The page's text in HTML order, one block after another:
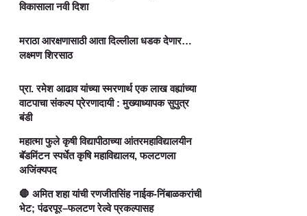
विकासाला नवी दिशा
मराठा आरक्षणासाठी आता दिल्लीला धडक देणार…
लक्ष्मण शिरसाठ
प्रा. रमेश आढाव यांच्या स्मरणार्थ एक लाख वह्यांच्या
वाटपाचा संकल्प प्रेरणादायी : मुख्याध्यापक सुपुत्र
बंडी
महात्मा फुले कृषी विद्यापीठाच्या आंतरमहाविद्यालयीन
बॅडमिंटन स्पर्धेत कृषि महाविद्यालय, फलटणला
अजिंक्यपद
🛑 अमित शहा यांची रणजीतसिंह नाईक-निंबाळकरांची
भेट; पंढरपूर–फलटण रेल्वे प्रकल्पासह